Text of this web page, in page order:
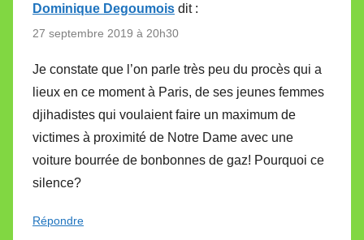
Dominique Degoumois dit :
27 septembre 2019 à 20h30
Je constate que l’on parle très peu du procès qui a
lieux en ce moment à Paris, de ses jeunes femmes
djihadistes qui voulaient faire un maximum de
victimes à proximité de Notre Dame avec une
voiture bourrée de bonbonnes de gaz! Pourquoi ce
silence?
Répondre